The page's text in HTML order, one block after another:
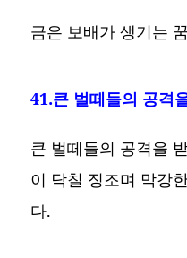
금은 보배가 생기는
41.큰 벌떼들의 공격
큰 벌떼들의 공격을
이 닥칠 징조며 막강
다.